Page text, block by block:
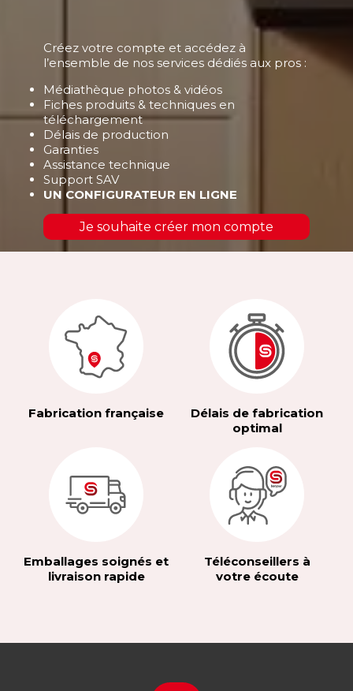
Créez votre compte et accédez à
l’ensemble de nos services dédiés aux pros :
Médiathèque photos & vidéos
Fiches produits & techniques en
téléchargement
Délais de production
Garanties
Assistance technique
Support SAV
UN CONFIGURATEUR EN LIGNE
Je souhaite créer mon compte
Fabrication française
Délais de fabrication
optimal
Emballages soignés et
livraison rapide
Téléconseillers à
votre écoute